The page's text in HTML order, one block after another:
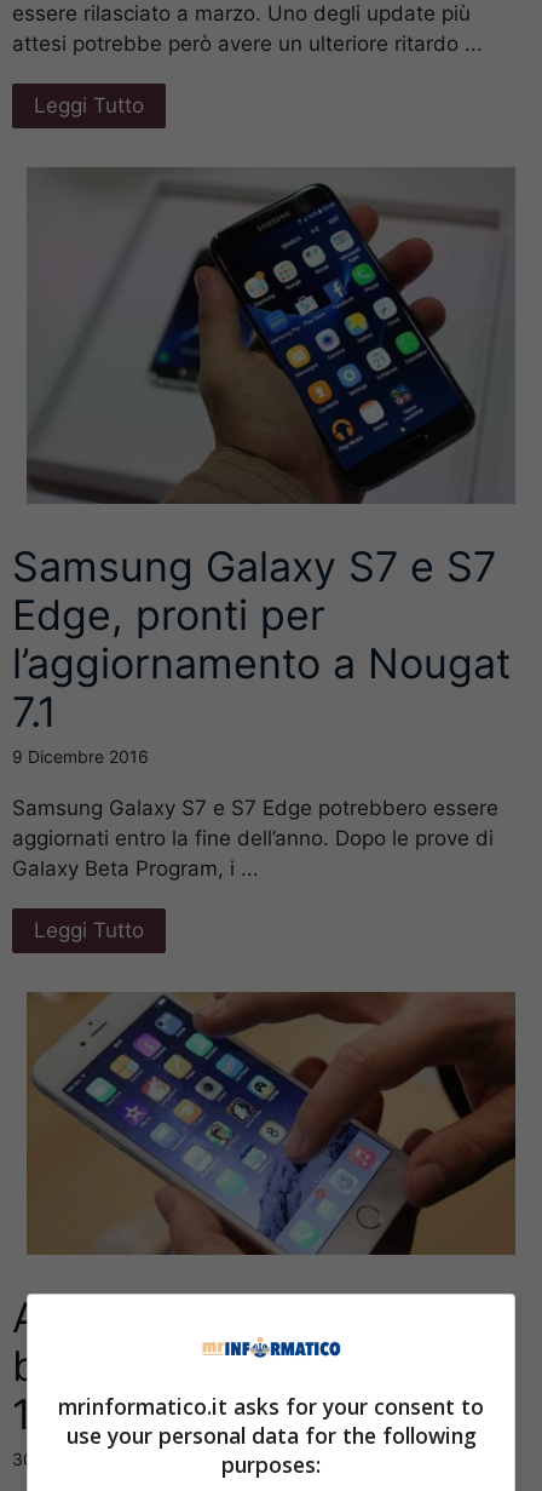
essere rilasciato a marzo. Uno degli update più
attesi potrebbe però avere un ulteriore ritardo ...
Leggi Tutto
Samsung Galaxy S7 e S7
Edge, pronti per
l’aggiornamento a Nougat
7.1
9 Dicembre 2016
Samsung Galaxy S7 e S7 Edge potrebbero essere
aggiornati entro la fine dell’anno. Dopo le prove di
Galaxy Beta Program, i ...
Leggi Tutto
Apple, problemi alla
batteria iPhone con iOs
10.1. Arriva iOs 10.2
30 Novembre 2016
mrinformatico.it asks for your consent to
use your personal data for the following
purposes: